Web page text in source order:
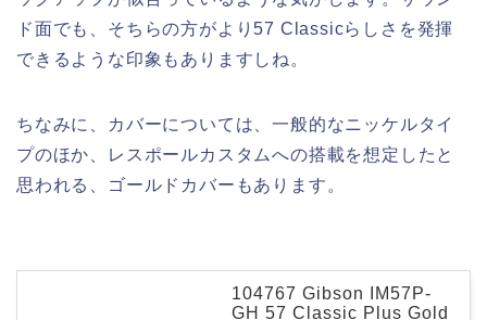
ド面でも、そちらの方がより57 Classicらしさを発揮
できるような印象もありますしね。
ちなみに、カバーについては、一般的なニッケルタイ
プのほか、レスポールカスタムへの搭載を想定したと
思われる、ゴールドカバーもあります。
104767 Gibson IM57P-
GH 57 Classic Plus Gold